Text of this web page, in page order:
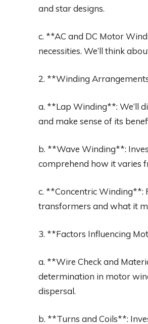
and star designs.
c. **AC and DC Motor
necessities. We’ll think
2. **Winding
a. **Lap Winding**: We’ll
and make sense of its
b. **Wave Winding**:
comprehend how it varies
c. **Concentric Winding**:
transformers and what it
3. **Factors Influencing
a. **Wire Check and
determination in motor
dispersal.
b. **Turns and Coils**: